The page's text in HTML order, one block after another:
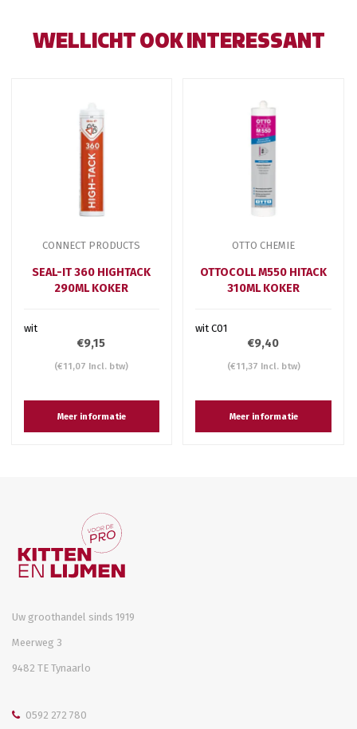
WELLICHT OOK INTERESSANT
CONNECT PRODUCTS
SEAL-IT 360 HIGHTACK
290ML KOKER
wit
€9,15
(€11,07 Incl. btw)
Meer informatie
OTTO CHEMIE
OTTOCOLL M550 HITACK
310ML KOKER
wit C01
€9,40
(€11,37 Incl. btw)
Meer informatie
Uw groothandel sinds 1919
Meerweg 3
9482 TE Tynaarlo
0592 272 780